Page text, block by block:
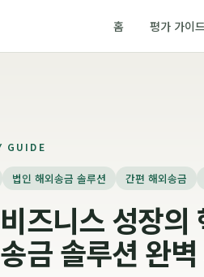
홈 평가 가이드
GUIDE
법인 해외송금 솔루션 간편 해외송금
즈니스 성장
금 솔루션 완